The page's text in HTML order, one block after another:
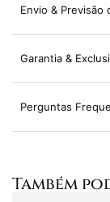
Envio & Previsão
Garantia &
Perguntas
Também